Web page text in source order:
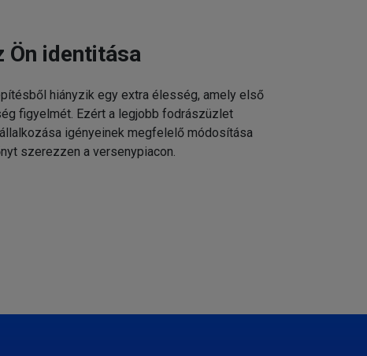
Ön identitása
hiányzik egy extra élesség, amely első
figyelmét. Ezért a legjobb fodrászüzlet
igényeinek megfelelő módosítása
szerezzen a versenypiacon.